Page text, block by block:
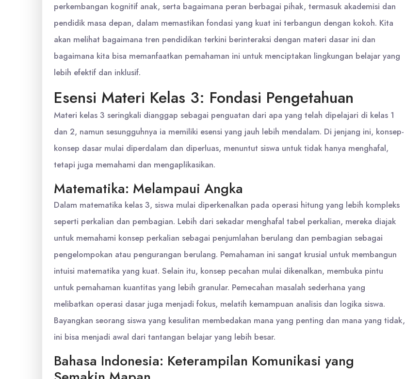
perkembangan kognitif anak, serta bagaimana peran berbagai pihak, termasuk akademisi dan
pendidik masa depan, dalam memastikan fondasi yang kuat ini terbangun dengan kokoh. Kita
akan melihat bagaimana tren pendidikan terkini berinteraksi dengan materi dasar ini dan
bagaimana kita bisa memanfaatkan pemahaman ini untuk menciptakan lingkungan belajar yang
lebih efektif dan inklusif.
Esensi Materi Kelas 3: Fondasi Pengetahuan
Materi kelas 3 seringkali dianggap sebagai penguatan dari apa yang telah dipelajari di kelas 1
dan 2, namun sesungguhnya ia memiliki esensi yang jauh lebih mendalam. Di jenjang ini, konsep-
konsep dasar mulai diperdalam dan diperluas, menuntut siswa untuk tidak hanya menghafal,
tetapi juga memahami dan mengaplikasikan.
Matematika: Melampaui Angka
Dalam matematika kelas 3, siswa mulai diperkenalkan pada operasi hitung yang lebih kompleks
seperti perkalian dan pembagian. Lebih dari sekadar menghafal tabel perkalian, mereka diajak
untuk memahami konsep perkalian sebagai penjumlahan berulang dan pembagian sebagai
pengelompokan atau pengurangan berulang. Pemahaman ini sangat krusial untuk membangun
intuisi matematika yang kuat. Selain itu, konsep pecahan mulai dikenalkan, membuka pintu
untuk pemahaman kuantitas yang lebih granular. Pemecahan masalah sederhana yang
melibatkan operasi dasar juga menjadi fokus, melatih kemampuan analisis dan logika siswa.
Bayangkan seorang siswa yang kesulitan membedakan mana yang penting dan mana yang tidak,
ini bisa menjadi awal dari tantangan belajar yang lebih besar.
Bahasa Indonesia: Keterampilan Komunikasi yang